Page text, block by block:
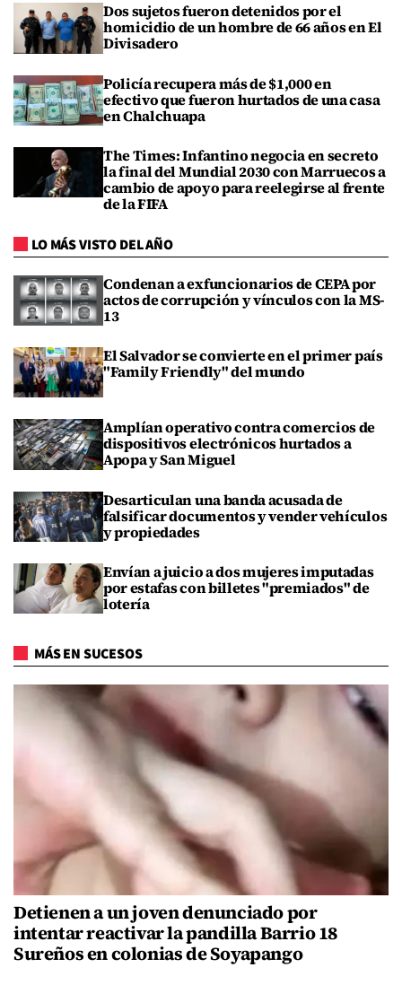
Dos sujetos fueron detenidos por el
homicidio de un hombre de 66 años en El
Divisadero
Policía recupera más de $1,000 en
efectivo que fueron hurtados de una casa
en Chalchuapa
The Times: Infantino negocia en secreto
la final del Mundial 2030 con Marruecos a
cambio de apoyo para reelegirse al frente
de la FIFA
LO MÁS VISTO DEL AÑO
Condenan a exfuncionarios de CEPA por
actos de corrupción y vínculos con la MS-
13
El Salvador se convierte en el primer país
"Family Friendly" del mundo
Amplían operativo contra comercios de
dispositivos electrónicos hurtados a
Apopa y San Miguel
Desarticulan una banda acusada de
falsificar documentos y vender vehículos
y propiedades
Envían a juicio a dos mujeres imputadas
por estafas con billetes "premiados" de
lotería
MÁS EN SUCESOS
Detienen a un joven denunciado por
intentar reactivar la pandilla Barrio 18
Sureños en colonias de Soyapango